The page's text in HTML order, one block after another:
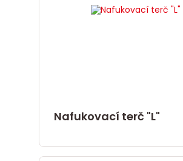
Nafukovací terč "L"